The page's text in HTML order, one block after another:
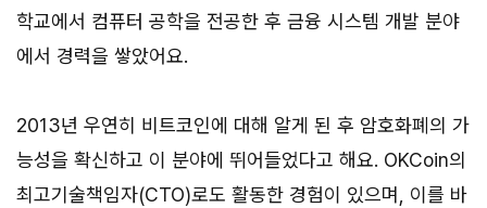
학교에서 컴퓨터 공학을 전공한 후 금융 시스템 개발 분야
에서 경력을 쌓았어요.
2013년 우연히 비트코인에 대해 알게 된 후 암호화폐의 가
능성을 확신하고 이 분야에 뛰어들었다고 해요. OKCoin의
최고기술책임자(CTO)로도 활동한 경험이 있으며, 이를 바